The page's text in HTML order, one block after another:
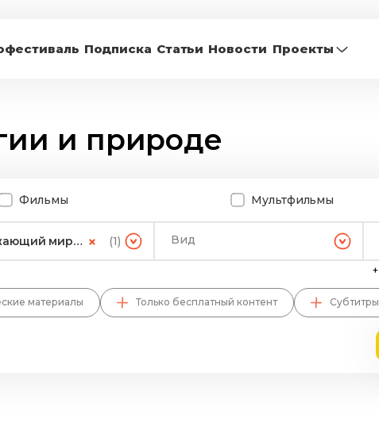
Подписка Статьи Новости Проекты
и природе
Фильмы Мультфильмы
(1)
Окружающий мир и экология Вид
+
материалы Только бесплатный контент Субтитры